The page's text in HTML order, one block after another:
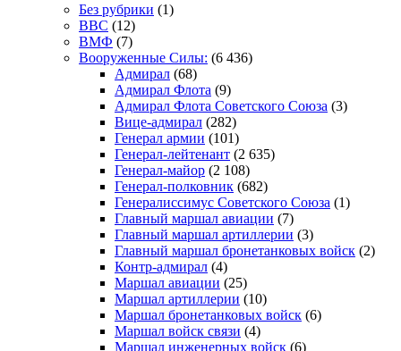
Без рубрики (1)
ВВС (12)
ВМФ (7)
Вооруженные Силы: (6 436)
Адмирал (68)
Адмирал Флота (9)
Адмирал Флота Советского Союза (3)
Вице-адмирал (282)
Генерал армии (101)
Генерал-лейтенант (2 635)
Генерал-майор (2 108)
Генерал-полковник (682)
Генералиссимус Советского Союза (1)
Главный маршал авиации (7)
Главный маршал артиллерии (3)
Главный маршал бронетанковых войск (2)
Контр-адмирал (4)
Маршал авиации (25)
Маршал артиллерии (10)
Маршал бронетанковых войск (6)
Маршал войск связи (4)
Маршал инженерных войск (6)